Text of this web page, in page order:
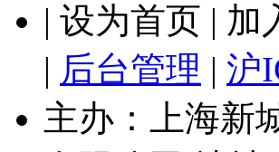
| 设为首页 | 加
| 后台管理 | 沪
主办：上海新